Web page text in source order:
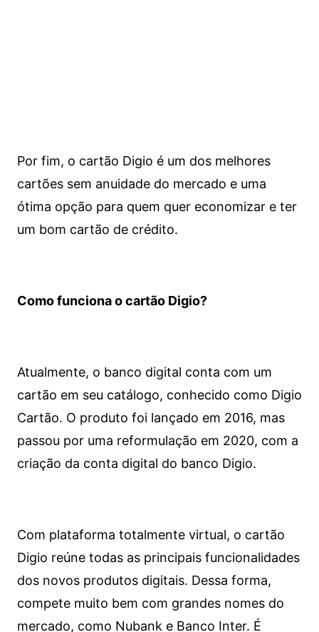
Por fim, o cartão Digio é um dos melhores
cartões sem anuidade do mercado e uma
ótima opção para quem quer economizar e ter
um bom cartão de crédito.
Como funciona o cartão Digio?
Atualmente, o banco digital conta com um
cartão em seu catálogo, conhecido como Digio
Cartão. O produto foi lançado em 2016, mas
passou por uma reformulação em 2020, com a
criação da conta digital do banco Digio.
Com plataforma totalmente virtual, o cartão
Digio reúne todas as principais funcionalidades
dos novos produtos digitais. Dessa forma,
compete muito bem com grandes nomes do
mercado, como Nubank e Banco Inter. É